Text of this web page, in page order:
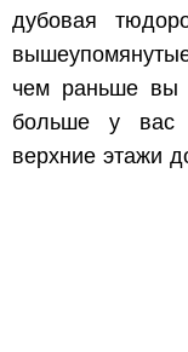
дубовая
чем раньше вы
больше у вас
верхние этажи